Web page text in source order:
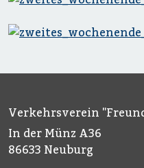
Verkehrsverein
In der Münz A36
86633 Neuburg